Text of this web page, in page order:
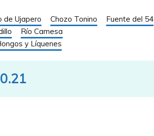
de Ujapero Chozo Tonino
Fuente del 54
Río Camesa
y Líquenes